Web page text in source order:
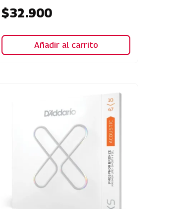
$32.900
Añadir al carrito